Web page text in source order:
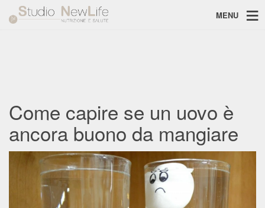
MENU
Come capire se un uovo è
ancora buono da mangiare
Come capire se un uovo è
ancora buono da mangiare